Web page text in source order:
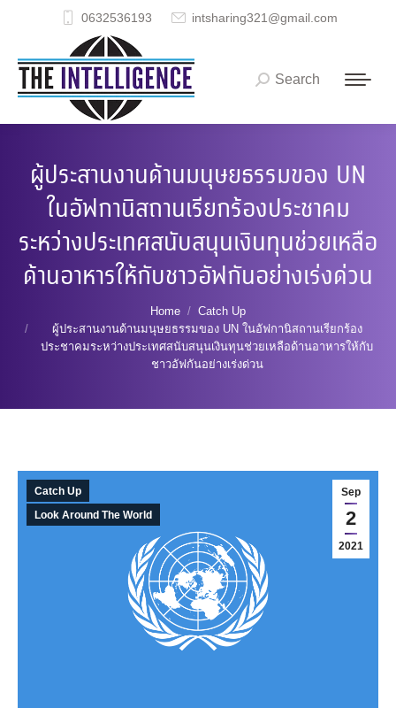
0632536193 intsharing321@gmail.com
Search:
Search
ผู้ประสานงานด้านมนุษยธรรมของ UN
ในอัฟกานิสถานเรียกร้องประชาคม
ระหว่างประเทศสนับสนุนเงินทุนช่วยเหลือ
ด้านอาหารให้กับชาวอัฟกันอย่างเร่งด่วน
Home
Catch Up
ผู้ประสานงานด้านมนุษยธรรมของ UN ในอัฟกานิสถานเรียกร้อง
ประชาคมระหว่างประเทศสนับสนุนเงินทุนช่วยเหลือด้านอาหารให้กับ
ชาวอัฟกันอย่างเร่งด่วน
Sep
2
2021
Catch Up
Look Around The World